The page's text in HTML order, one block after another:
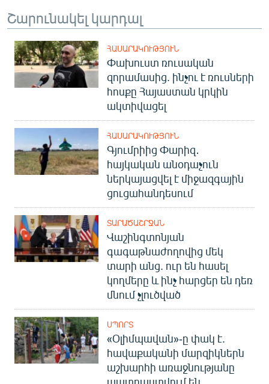
Շարունակել կարդալ
ՀԱՍԱՐԱԿՈՒԹՅՈՒՆ
Փախուստ ռուսական
զորամասից. ինչու է ռուսների
հոսքը Հայաստան կրկին
ակտիվացել
ՀԱՍԱՐԱԿՈՒԹՅՈՒՆ
Գյումրիից Փարիզ․
հայկական անօդաչուն
ներկայացվել է միջազգային
ցուցահանդեսում
ՏԱՐԱԾԱՇՐՋԱՆ
Վաշինգտոնյան
գագաթնաժողովից մեկ
տարի անց. ուր են հասել
կողմերը և ինչ հարցեր են դեռ
մնում չլուծված
ՍՊՈՐՏ
«Օլիմպավան»-ը փակ է.
հավաքականի մարզիկներն
աշխարհի առաջնությանը
պատրաստվում են